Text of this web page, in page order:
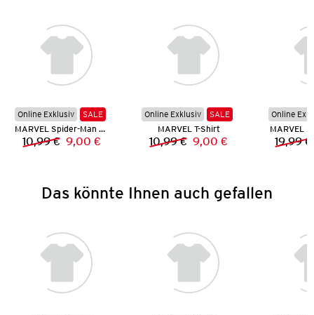
Online Exklusiv
SALE
MARVEL Spider-Man T-Shirt
Vorheriger Preis:
10,99 € Neuer Preis:
9,00 €
Online Exklusiv
SALE
MARVEL T-Shirt
Vorheriger Preis:
10,99 € Neuer Preis:
9,00 €
Online
MARVEL
19,99 €
Das könnte Ihnen auch gefallen